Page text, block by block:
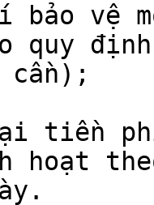
bảo vệ
quy
cần);
tiền
hoạt